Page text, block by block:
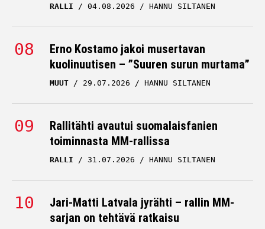
RALLI 04.08.2026 HANNU SILTANEN
Erno Kostamo jakoi musertavan
kuolinuutisen – ”Suuren surun murtama”
MUUT 29.07.2026 HANNU SILTANEN
Rallitähti avautui suomalaisfanien
toiminnasta MM-rallissa
RALLI 31.07.2026 HANNU SILTANEN
Jari-Matti Latvala jyrähti – rallin MM-
sarjan on tehtävä ratkaisu